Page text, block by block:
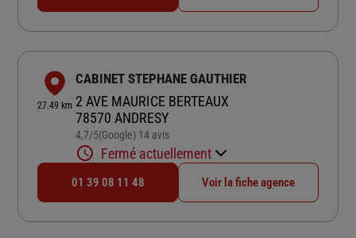
27.49 km
CABINET STEPHANE GAUTHIER
2 AVE MAURICE BERTEAUX
78570 ANDRESY
4,7/5Note de 4.7 sur 5
(Google) 14 avis
Fermé actuellement
01 39 08 11 48 Voir la fiche agence